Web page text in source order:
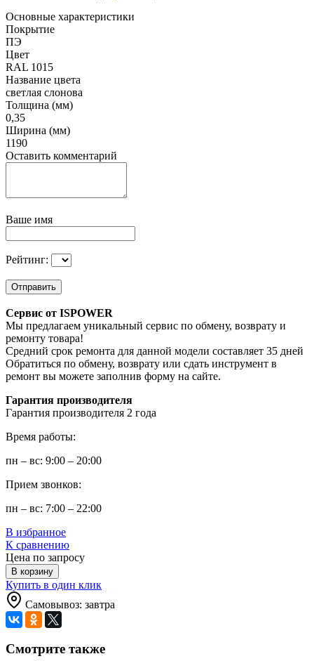
Основные характеристики
Покрытие
ПЭ
Цвет
RAL 1015
Название цвета
светлая слонова
Толщина (мм)
0,35
Ширина (мм)
1190
Оставить комментарий
Ваше имя
Рейтинг:
Отправить
Сервис от ISPOWER
Мы предлагаем уникальный сервис по обмену, возврату и
ремонту товара!
Средний срок ремонта для данной модели составляет 35 дней
Обратиться по обмену, возврату или сдать инструмент в
ремонт вы можете заполнив форму на сайте.
Гарантия производителя
Гарантия производителя 2 года
Время работы:
пн – вс: 9:00 – 20:00
Прием звонков:
пн – вс: 7:00 – 22:00
В избранное
К сравнению
Цена по запросу
В корзину
Купить в один клик
Самовывоз: завтра
Смотрите также